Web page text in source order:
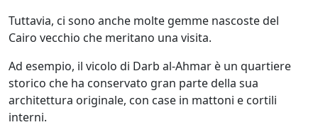
Tuttavia, ci sono anche molte gemme nascoste del
Cairo vecchio che meritano una visita.
Ad esempio, il vicolo di Darb al-Ahmar è un quartiere
storico che ha conservato gran parte della sua
architettura originale, con case in mattoni e cortili
interni.